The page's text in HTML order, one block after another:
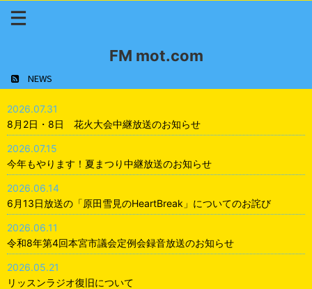
FM mot.com
NEWS
2026.07.31
8月2日・8日 花火大会中継放送のお知らせ
2026.07.15
今年もやります！夏まつり中継放送のお知らせ
2026.06.14
6月13日放送の「原田雪見のHeartBreak」についてのお詫び
2026.06.11
令和8年第4回本宮市議会定例会録音放送のお知らせ
2026.05.21
リッスンラジオ復旧について